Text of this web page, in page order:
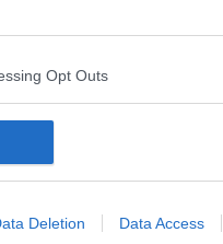
Opt Outs
Deletion Data Access